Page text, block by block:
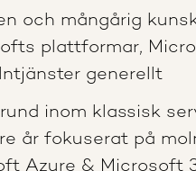
och mångårig
plattformar,
generellt
inom klassisk
år fokuserat på
Azure & Microsoft